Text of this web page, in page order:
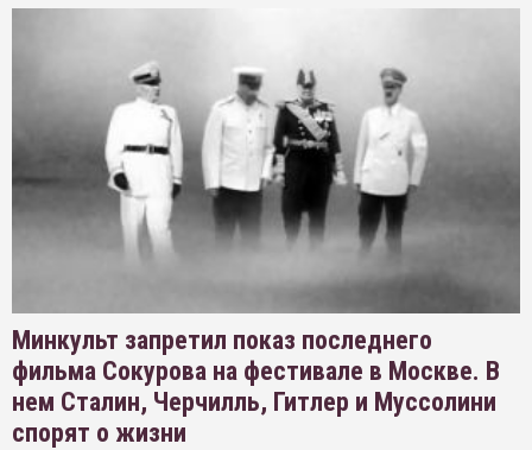
Минкульт запретил показ последнего
фильма Сокурова на фестивале в Москве. В
нем Сталин, Черчилль, Гитлер и Муссолини
спорят о жизни